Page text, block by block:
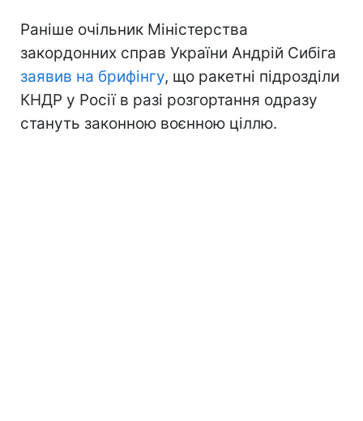
Раніше очільник Міністерства
закордонних справ України Андрій Сибіга
заявив на брифінгу, що ракетні підрозділи
КНДР у Росії в разі розгортання одразу
стануть законною воєнною ціллю.